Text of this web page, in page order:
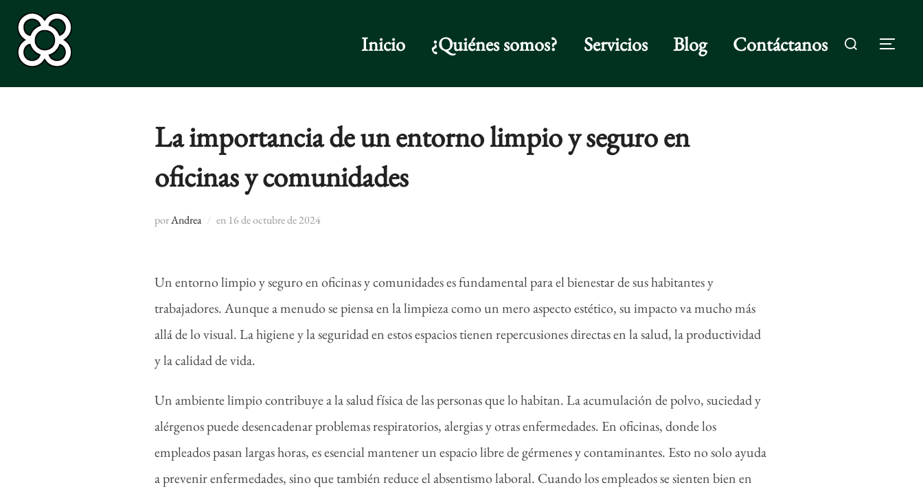
Saltar
contenido
Inicio ¿Quiénes somos? Servicios Blog Contáctanos Buscar:
La importancia de un entorno limpio y seguro en
oficinas y comunidades
porAndrea en Publicado
16 de octubre de 2024
Un entorno limpio y seguro en oficinas y comunidades es fundamental para el bienestar de sus habitantes y
trabajadores. Aunque a menudo se piensa en la limpieza como un mero aspecto estético, su impacto va mucho más
allá de lo visual. La higiene y la seguridad en estos espacios tienen repercusiones directas en la salud, la productividad
y la calidad de vida.
Un ambiente limpio contribuye a la salud física de las personas que lo habitan. La acumulación de polvo, suciedad y
alérgenos puede desencadenar problemas respiratorios, alergias y otras enfermedades. En oficinas, donde los
empleados pasan largas horas, es esencial mantener un espacio libre de gérmenes y contaminantes. Esto no solo ayuda
a prevenir enfermedades, sino que también reduce el absentismo laboral. Cuando los empleados se sienten bien en